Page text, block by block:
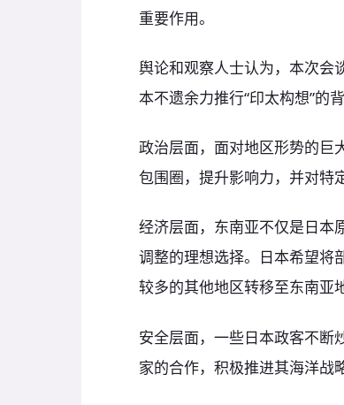
重要作用。
舆论和观察人士认为，本次会
本不遗余力推行“印太构想”的
政治层面，面对地区形势的巨
包围圈，提升影响力，并对特
经济层面，东南亚不仅是日本
调整的理想选择。日本希望将
较多的其他地区转移至东南亚
安全层面，一些日本政客不断
家的合作，积极推进其海洋战